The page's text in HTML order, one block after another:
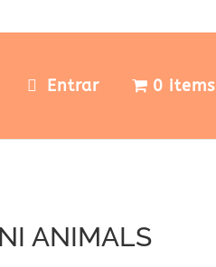
Entrar 0 items
ANIMALS